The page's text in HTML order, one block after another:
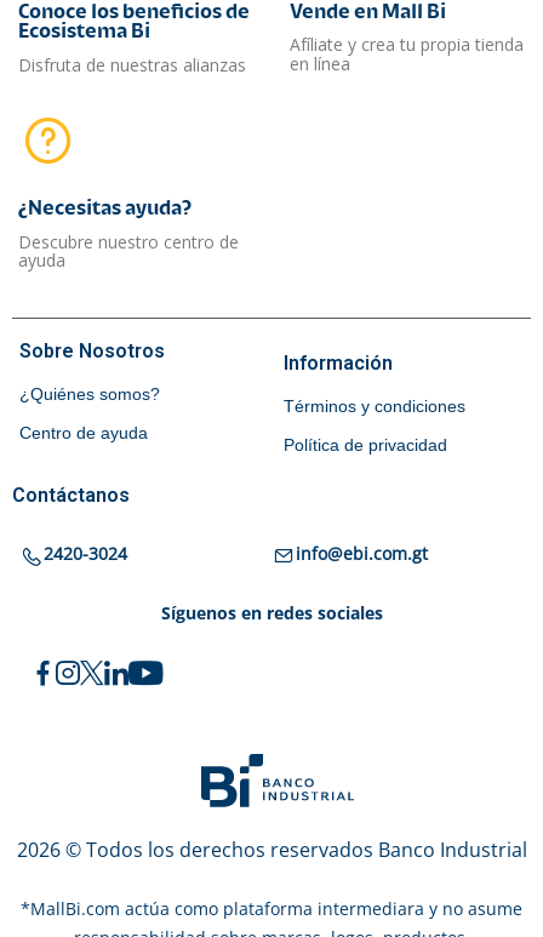
Conoce los beneficios de
Ecosistema Bi
Disfruta de nuestras alianzas
Vende en Mall Bi
Afíliate y crea tu propia tienda
en línea
¿Necesitas ayuda?​
Descubre nuestro centro de
ayuda
Sobre Nosotros
¿Quiénes somos?
Centro de ayuda
Información
Términos y condiciones
Política de privacidad
Contáctanos
2420-3024 info@ebi.com.gt
Síguenos en redes sociales
2026 © Todos los derechos reservados Banco Industrial
*MallBi.com actúa como plataforma intermediara y no asume